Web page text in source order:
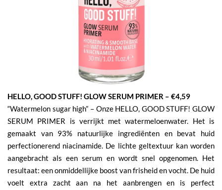
HELLO, GOOD STUFF! GLOW SERUM PRIMER – €4,59
“Watermelon sugar high” – Onze HELLO, GOOD STUFF! GLOW
SERUM PRIMER is verrijkt met watermeloenwater. Het is
gemaakt van 93% natuurlijke ingrediënten en bevat huid
perfectionerend niacinamide. De lichte geltextuur kan worden
aangebracht als een serum en wordt snel opgenomen. Het
resultaat: een onmiddellijke boost van frisheid en vocht. De huid
voelt extra zacht aan na het aanbrengen en is perfect